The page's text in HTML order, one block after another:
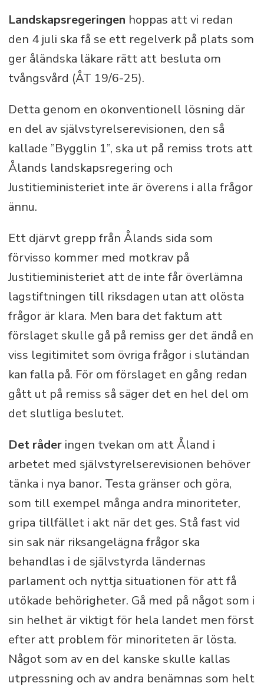
samhället. Ledarsidan ska verka för att
utveckla ålänningarnas
självbestämmande samt för bevarandet
av Åland som ett enspråkigt svenskt
Landskapsregeringen hoppas att vi redan
den 4 juli ska få se ett regelverk på plats som
ger åländska läkare rätt att besluta om
tvångsvård (ÅT 19/6-25).
Detta genom en okonventionell lösning där
en del av självstyrelserevisionen, den så
kallade ”Bygglin 1”, ska ut på remiss trots att
Ålands landskapsregering och
Justitieministeriet inte är överens i alla frågor
ännu.
Ett djärvt grepp från Ålands sida som
förvisso kommer med motkrav på
Justitieministeriet att de inte får överlämna
lagstiftningen till riksdagen utan att olösta
frågor är klara. Men bara det faktum att
förslaget skulle gå på remiss ger det ändå en
viss legitimitet som övriga frågor i slutändan
kan falla på. För om förslaget en gång redan
gått ut på remiss så säger det en hel del om
det slutliga beslutet.
Det råder ingen tvekan om att Åland i
arbetet med självstyrelserevisionen behöver
tänka i nya banor. Testa gränser och göra,
som till exempel många andra minoriteter,
gripa tillfället i akt när det ges. Stå fast vid
sin sak när riksangelägna frågor ska
behandlas i de självstyrda ländernas
parlament och nyttja situationen för att få
utökade behörigheter. Gå med på något som i
sin helhet är viktigt för hela landet men först
efter att problem för minoriteten är lösta.
Något som av en del kanske skulle kallas
utpressning och av andra benämnas som helt